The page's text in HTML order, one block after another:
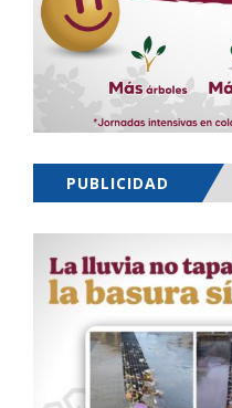
PUBLICIDAD